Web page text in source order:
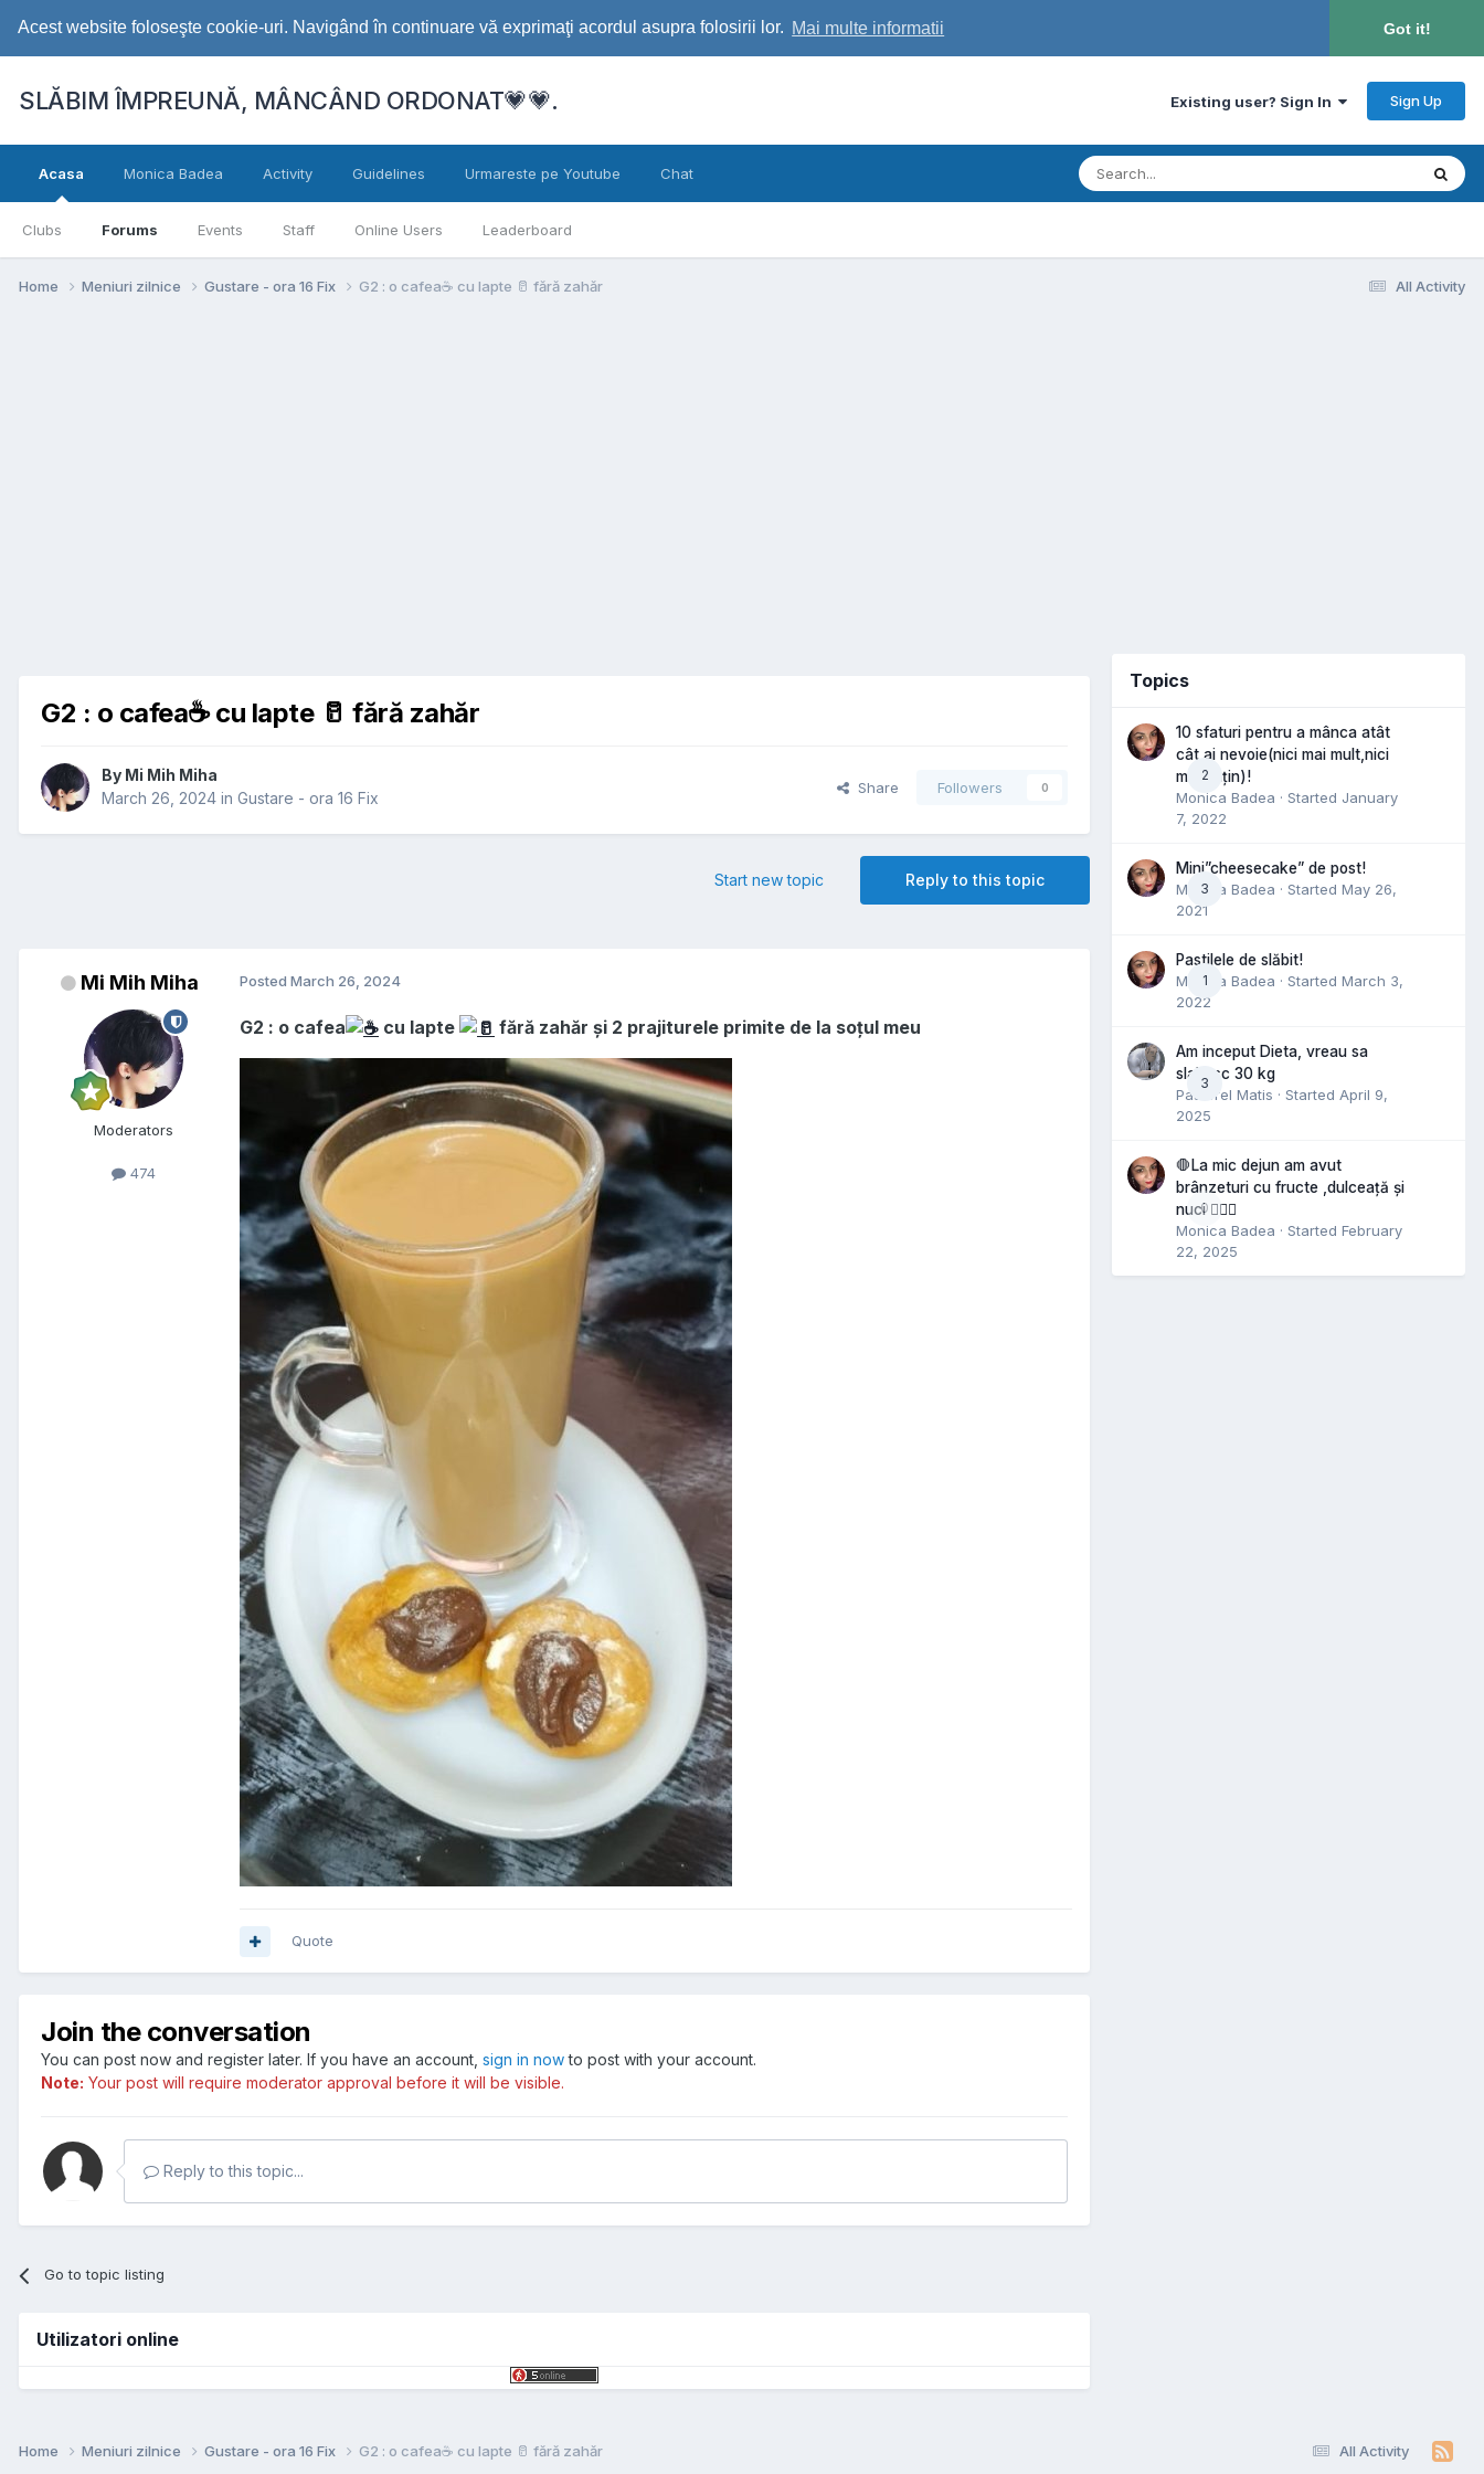
Acest website foloseşte cookie-uri. Navigând în continuare vă exprimaţi acordul asupra folosirii lor. Mai multe informatii Got it!
SLĂBIM ÎMPREUNĂ, MÂNCÂND ORDONAT💗💗. Existing user? Sign In Sign Up
Acasa
Clubs Forums Events Staff Online Users Leaderboard
Monica Badea Activity Guidelines Urmareste pe Youtube Chat
All Activity
Home Meniuri zilnice Gustare - ora 16 Fix G2 : o cafea☕️ cu lapte 🥛 fără zahăr
G2 : o cafea☕️ cu lapte 🥛 fără zahăr
By Mi Mih Miha
March 26, 2024 in Gustare - ora 16 Fix
Share Followers 0
Reply to this topic
Start new topic
Mi Mih Miha
Moderators
474
Posted March 26, 2024
G2 : o cafea cu lapte fără zahăr și 2 prajiturele primite de la soțul meu
Quote
Join the conversation
You can post now and register later. If you have an account, sign in nowto post with your account.
Note: Your post will require moderator approval before it will be visible.
Reply to this topic...
Go to topic listing
Utilizatori online
Topics
2
10 sfaturi pentru a mânca atât
cât ai nevoie(nici mai mult,nici
mai puțin)!
Monica Badea · Started January
7, 2022
3
Mini”cheesecake” de post!
Monica Badea · Started May 26,
2021
1
Pastilele de slăbit!
Monica Badea · Started March 3,
2022
3
Am inceput Dieta, vreau sa
slabesc 30 kg
Pastorel Matis · Started April 9,
2025
0
🛑La mic dejun am avut
brânzeturi cu fructe ,dulceață și
nuci 🤷🏻‍♀️
Monica Badea · Started February
22, 2025
All Activity
Home Meniuri zilnice Gustare - ora 16 Fix G2 : o cafea☕️ cu lapte 🥛 fără zahăr